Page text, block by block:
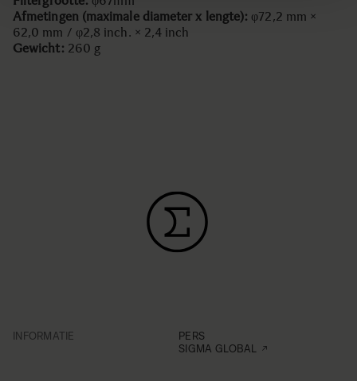
Afmetingen (maximale diameter x lengte): φ72,2 mm ×
62,0 mm / φ2,8 inch. × 2,4 inch
Gewicht: 260 g
INFORMATIE
PERS
SIGMA GLOBAL